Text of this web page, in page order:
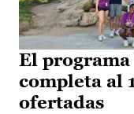
El
completa al
ofertadas